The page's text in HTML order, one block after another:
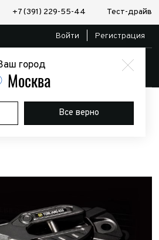
+7 (391) 229-55-44 Тест-драйв
город
Москва
Все верно
Войти Регистрация
оборудование
Лебедки
Клюз Yunliang под синтетический